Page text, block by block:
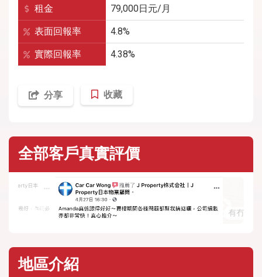
租金 79,000日元/月
表面回報率 4.8%
實際回報率 4.38%
分享 收藏
全部客戶真實評價
地區介紹